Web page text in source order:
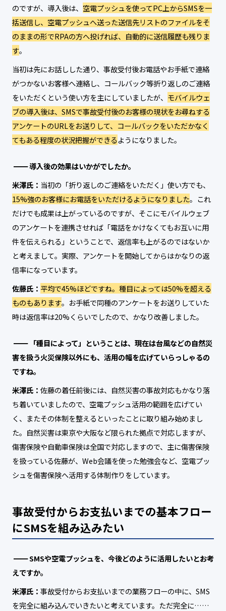
のですが、導入後は、 空電プッシュを使ってPC上からSMSを一
括送信し、空電プッシュへ送った送信先リストのファイルをそ
のままの形でRPAの方へ投げれば、自動的に送信履歴も残りま
す。
当初は先にお話しした通り、事故受付後お電話やお手紙で連絡
がつかないお客様へ連絡し、コールバック等折り返しのご連絡
をいただくという使い方を主にしていましたが、 モバイルウェ
ブの導入後は、SMSで事故受付後のお客様の現状をお尋ねする
アンケートのURLをお送りして、コールバックをいただかなく
てもある程度の状況把握ができるようになりました。
導入後の効果はいかがでしたか。
米澤氏： 当初の「折り返しのご連絡をいただく」使い方でも、
15%強のお客様にお電話をいただけるようになりました。これ
だけでも成果は上がっているのですが、そこにモバイルウェブ
のアンケートを連携させれば「電話をかけなくてもお互いに用
件を伝えられる」ということで、返信率も上がるのではないか
と考えまして。実際、アンケートを開始してからはかなりの返
信率になっています。
佐藤氏： 平均で45%ほどですね。種目によっては50%を超える
ものもあります。お手紙で同種のアンケートをお送りしていた
時は返信率は20%くらいでしたので、かなり改善しました。
「種目によって」ということは、現在は台風などの自然災
害を扱う火災保険以外にも、活用の幅を広げていらっしゃるの
ですね。
米澤氏： 佐藤の着任前後には、自然災害の事故対応もかなり落
ち着いていましたので、空電プッシュ活用の範囲を広げてい
く、またその体制を整えるといったことに取り組み始めまし
た。自然災害は東京や大阪など限られた拠点で対応しますが、
傷害保険や自動車保険は全国で対応しますので、主に傷害保険
を扱っている佐藤が、Web会議を使った勉強会など、空電プッ
シュを傷害保険へ活用する体制作りをしています。
事故受付からお支払いまでの基本フロー
にSMSを組み込みたい
SMSや空電プッシュを、今後どのように活用したいとお考
えですか。
米澤氏： 事故受付からお支払いまでの業務フローの中に、SMS
を完全に組み込んでいきたいと考えています。ただ完全に……